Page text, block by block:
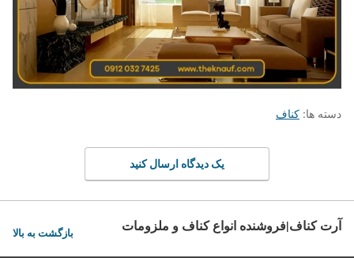
دسته ها: کناف
یک دیدگاه ارسال کنید
آرت کناف|فروشنده انواع کناف و ملزومات بازگشت به بالا